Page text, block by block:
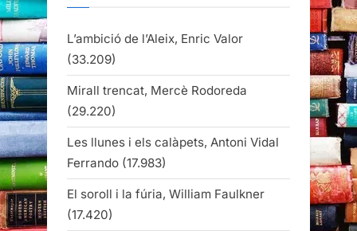
L’ambició de l’Aleix, Enric Valor
(33.209)
Mirall trencat, Mercè Rodoreda
(29.220)
Les llunes i els calàpets, Antoni Vidal
Ferrando (17.983)
El soroll i la fúria, William Faulkner
(17.420)